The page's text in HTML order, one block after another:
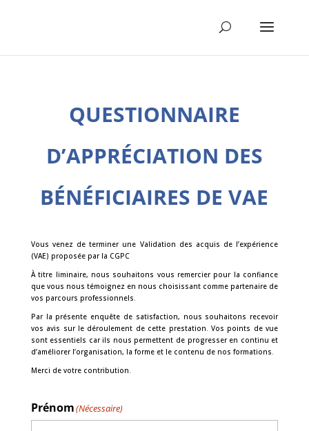
QUESTIONNAIRE
D’APPRÉCIATION DES
BÉNÉFICIAIRES DE VAE
Vous venez de terminer une Validation des acquis de l’expérience
(VAE) proposée par la CGPC
À titre liminaire, nous souhaitons vous remercier pour la confiance
que vous nous témoignez en nous choisissant comme partenaire de
vos parcours professionnels.
Par la présente enquête de satisfaction, nous souhaitons recevoir
vos avis sur le déroulement de cette prestation. Vos points de vue
sont essentiels car ils nous permettent de progresser en continu et
d’améliorer l’organisation, la forme et le contenu de nos formations.
Merci de votre contribution.
Prénom(Nécessaire)